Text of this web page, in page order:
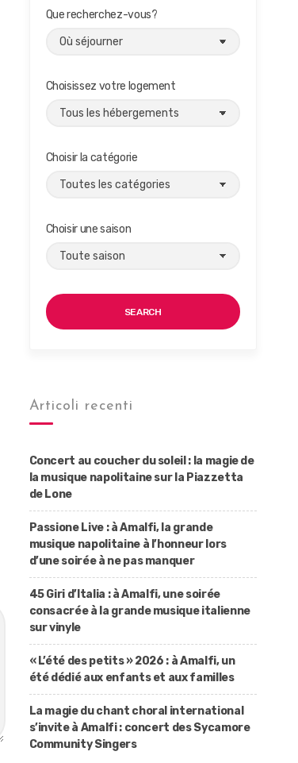
Que recherchez-vous?
Choisissez votre logement
Choisir la catégorie
Choisir une saison
SEARCH
Articoli recenti
Concert au coucher du soleil : la magie de
la musique napolitaine sur la Piazzetta
de Lone
Passione Live : à Amalfi, la grande
musique napolitaine à l’honneur lors
d’une soirée à ne pas manquer
45 Giri d’Italia : à Amalfi, une soirée
consacrée à la grande musique italienne
sur vinyle
« L’été des petits » 2026 : à Amalfi, un
été dédié aux enfants et aux familles
La magie du chant choral international
s’invite à Amalfi : concert des Sycamore
Community Singers